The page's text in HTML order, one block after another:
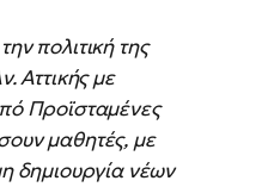
πολιτική της
Αττικής με
Προϊσταμένες
μαθητές, με
δημιουργία νέων